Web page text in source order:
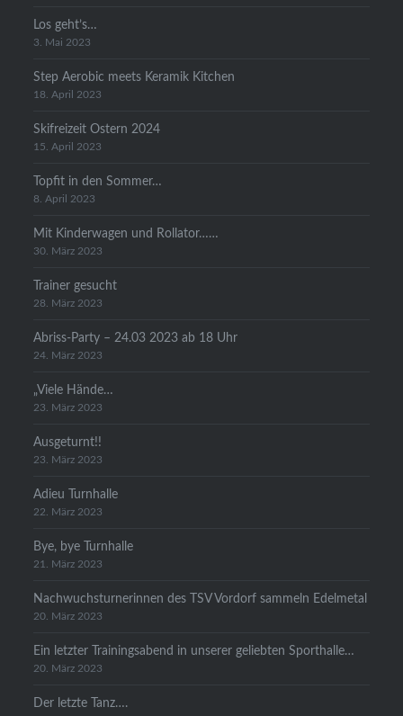
Los geht’s…
3. Mai 2023
Step Aerobic meets Keramik Kitchen
18. April 2023
Skifreizeit Ostern 2024
15. April 2023
Topfit in den Sommer…
8. April 2023
Mit Kinderwagen und Rollator……
30. März 2023
Trainer gesucht
28. März 2023
Abriss-Party – 24.03 2023 ab 18 Uhr
24. März 2023
„Viele Hände…
23. März 2023
Ausgeturnt!!
23. März 2023
Adieu Turnhalle
22. März 2023
Bye, bye Turnhalle
21. März 2023
Nachwuchsturnerinnen des TSV Vordorf sammeln Edelmetal
20. März 2023
Ein letzter Trainingsabend in unserer geliebten Sporthalle…
20. März 2023
Der letzte Tanz….